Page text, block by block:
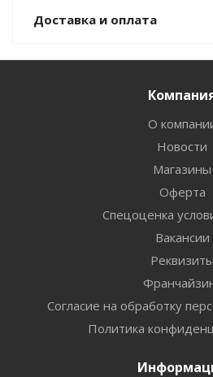
Доставка и оплата
О
Новости
Магазины
Оферта
Спецоценка
Вакансии
Реквизиты
Согласие на обработку
Политика